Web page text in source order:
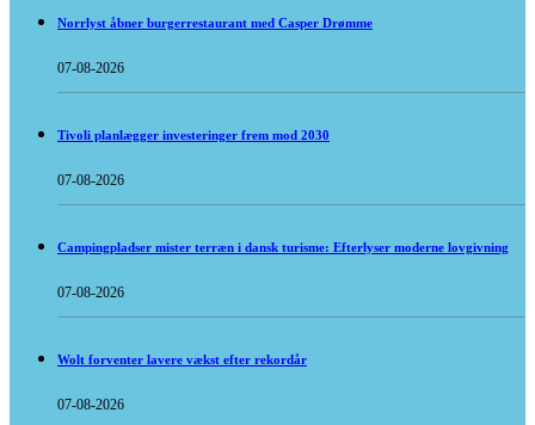
Norrlyst åbner burgerrestaurant med Casper Drømme
07-08-2026
Tivoli planlægger investeringer frem mod 2030
07-08-2026
Campingpladser mister terræn i dansk turisme: Efterlyser moderne lovgivning
07-08-2026
Wolt forventer lavere vækst efter rekordår
07-08-2026